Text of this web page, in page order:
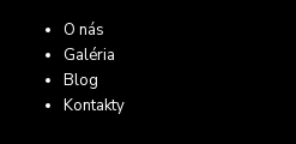
O nás
Galéria
Blog
Kontakty